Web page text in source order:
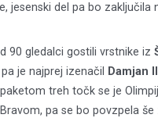
jesenski del pa bo
90 gledalci gostili vrstnike iz
je najprej izenačil
Damjan
treh točk se je
pa se bo povzpela